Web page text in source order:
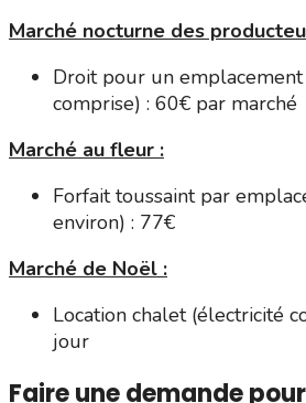
Marché nocturne des
Droit pour un
comprise) : 60€ par marché
Marché au fleur :
Forfait toussaint par
environ) : 77€
Marché de Noël :
Location chalet (électricité
jour
Faire une demande